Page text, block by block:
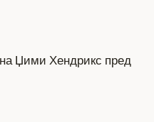
на Џими Хендрикс пред